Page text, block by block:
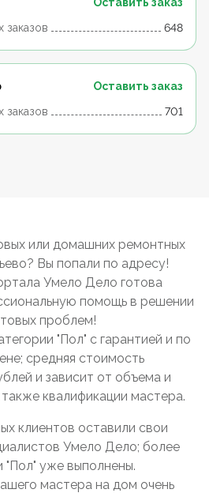
заказов
648
Оставить заказ
заказов
701
или домашних ремонтных
Вы попали по адресу!
Умело Дело готова
помощь в решении
проблем!
"Пол" с гарантией и по
средняя стоимость
и зависит от объема и
квалификации мастера.
клиентов оставили свои
Умело Дело; более
"Пол" уже выполнены.
мастера на дом очень